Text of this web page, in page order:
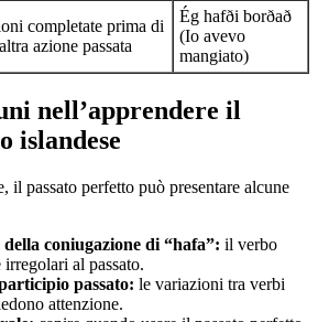
completate prima di
azione passata
Ég hafði borðað
(Io avevo
mangiato)
nell’apprendere il
islandese
il passato perfetto può presentare alcune
coniugazione di “hafa”: il verbo
al passato.
passato: le variazioni tra verbi
attenzione.